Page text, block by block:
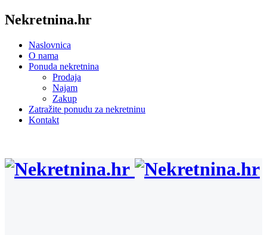
Nekretnina.hr
Naslovnica
O nama
Ponuda nekretnina
Prodaja
Najam
Zakup
Zatražite ponudu za nekretninu
Kontakt